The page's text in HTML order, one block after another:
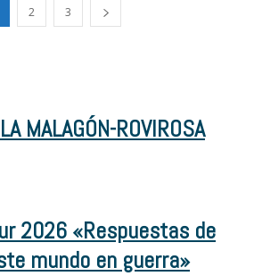
2 3
MALAGÓN-ROVIROSA
2026 «Respuestas de
mundo en guerra»